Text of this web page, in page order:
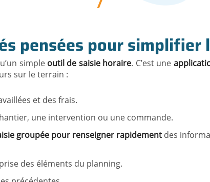
pensées pour simplifier
simple outil de saisie horaire. C’est une
sur le terrain :
et des frais.
une intervention ou une commande.
groupée pour renseigner rapidement des
des éléments du planning.